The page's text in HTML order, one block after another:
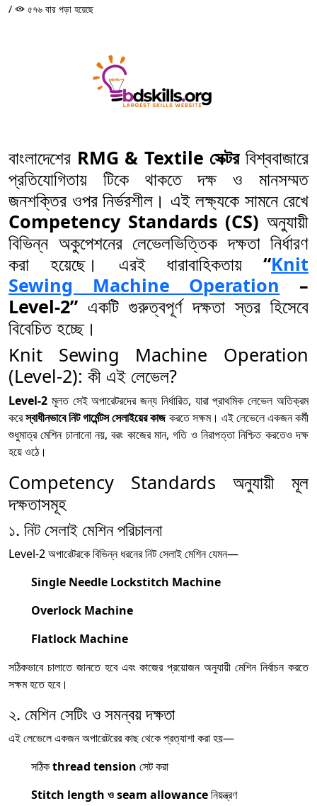
/
৫৭৬ বার পড়া হয়েছে
বাংলাদেশের RMG & Textile সেক্টরবিশ্ববাজারে
প্রতিযোগিতায় টিকে থাকতে দক্ষ ও মানসম্মত
জনশক্তির ওপর নির্ভরশীল। এই লক্ষ্যকে সামনে রেখে
Competency Standards (CS) অনুযায়ী
বিভিন্ন অকুপেশনের লেভেলভিত্তিক দক্ষতা নির্ধারণ
করা হয়েছে। এরই ধারাবাহিকতায় “Knit
Sewing Machine Operation –
Level-2” একটি গুরুত্বপূর্ণ দক্ষতা স্তর হিসেবে
বিবেচিত হচ্ছে।
Knit Sewing Machine Operation
(Level-2): কী এই লেভেল?
Level-2 মূলত সেই অপারেটরদের জন্য নির্ধারিত, যারা প্রাথমিক লেভেল অতিক্রম
করেস্বাধীনভাবে নিট গার্মেন্টস সেলাইয়ের কাজকরতে সক্ষম। এই লেভেলে একজন কর্মী
শুধুমাত্র মেশিন চালানো নয়, বরং কাজের মান, গতি ও নিরাপত্তা নিশ্চিত করতেও দক্ষ
হয়ে ওঠে।
Competency Standards অনুযায়ী মূল
দক্ষতাসমূহ
১. নিট সেলাই মেশিন পরিচালনা
Level-2 অপারেটরকে বিভিন্ন ধরনের নিট সেলাই মেশিন যেমন—
Single Needle Lockstitch Machine
Overlock Machine
Flatlock Machine
সঠিকভাবে চালাতে জানতে হবে এবং কাজের প্রয়োজন অনুযায়ী মেশিন নির্বাচন করতে
সক্ষম হতে হবে।
২. মেশিন সেটিং ও সমন্বয় দক্ষতা
এই লেভেলে একজন অপারেটরের কাছ থেকে প্রত্যাশা করা হয়—
সঠিকthread tension সেট করা
Stitch length ও seam allowanceনিয়ন্ত্রণ